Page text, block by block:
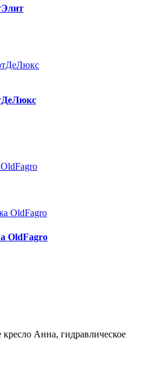
OldFagro
кресло Анна, гидравлическое